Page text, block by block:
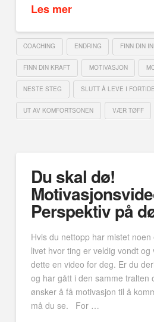
Les mer
COACHING ENDRING FINN DIN
FINN DIN KRAFT MOTIVASJON
NESTE STEG SLUTT Å LEVE I
UT AV KOMFORTSONEN VÆR TØFF
Du skal dø!
Perspektiv på
Hvis du nettopp har mistet
livet hvor ting er veldig vondt og
dette en video for deg. Er du
og har gått i den samme tralten
ønsker å få motivasjon til å
må du se. For …